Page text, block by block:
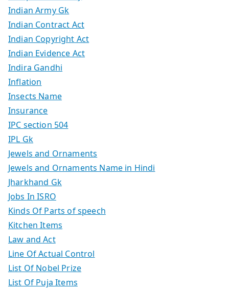
Indian Army Gk
Indian Contract Act
Indian Copyright Act
Indian Evidence Act
Indira Gandhi
Inflation
Insects Name
Insurance
IPC section 504
IPL Gk
Jewels and Ornaments
Jewels and Ornaments Name in Hindi
Jharkhand Gk
Jobs In ISRO
Kinds Of Parts of speech
Kitchen Items
Law and Act
Line Of Actual Control
List Of Nobel Prize
List Of Puja Items